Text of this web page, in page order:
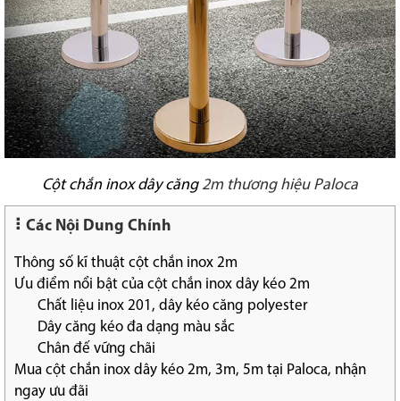
Cột chắn inox dây căng2m thương hiệu Paloca
Các Nội Dung Chính
Thông số kĩ thuật cột chắn inox 2m
Ưu điểm nổi bật của cột chắn inox dây kéo 2m
Chất liệu inox 201, dây kéo căng polyester
Dây căng kéo đa dạng màu sắc
Chân đế vững chãi
Mua cột chắn inox dây kéo 2m, 3m, 5m tại Paloca, nhận
ngay ưu đãi